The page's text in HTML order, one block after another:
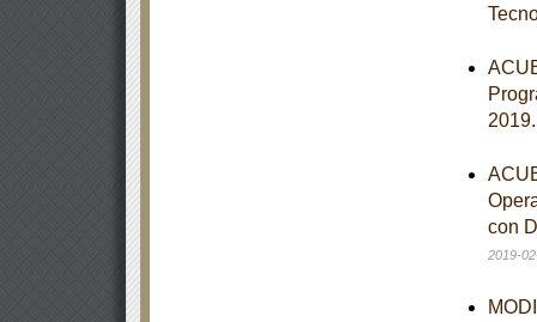
con
2019-